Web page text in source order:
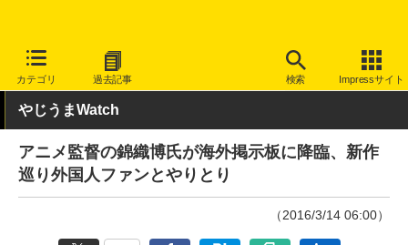
カテゴリ 過去記事 検索 Impressサイト
INTERNET Watch トピック
やじうまWatch
アニメ監督の錦織博氏が海外掲示板に降臨、新作
巡り外国人ファンとやりとり
（2016/3/14 06:00）